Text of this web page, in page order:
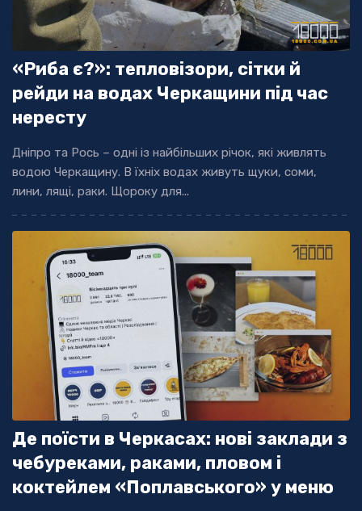
«Риба є?»: тепловізори, сітки й
рейди на водах Черкащини під час
нересту
Дніпро та Рось – одні із найбільших річок, які живлять
водою Черкащину. В їхніх водах живуть щуки, соми,
лини, лящі, раки. Щороку для...
Де поїсти в Черкасах: нові заклади з
чебуреками, раками, пловом і
коктейлем «Поплавського» у меню